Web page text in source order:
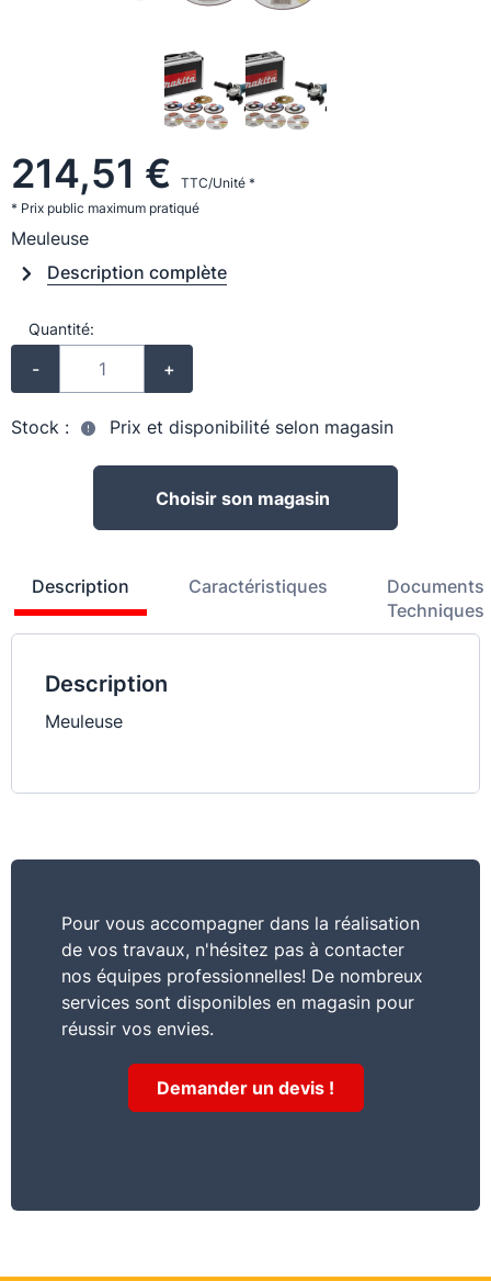
214,51 €
TTC/Unité *
* Prix public maximum pratiqué
Meuleuse
Description complète
Quantité:
- +
Stock : Prix et disponibilité selon magasin
Choisir son magasin
Description Caractéristiques
Documents
Techniques
Description
Meuleuse
Pour vous accompagner dans la réalisation
de vos travaux, n'hésitez pas à contacter
nos équipes professionnelles! De nombreux
services sont disponibles en magasin pour
réussir vos envies.
Demander un devis !